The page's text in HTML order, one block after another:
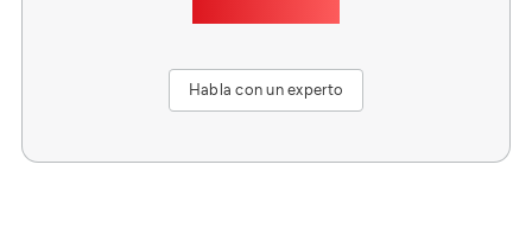
Habla con un experto